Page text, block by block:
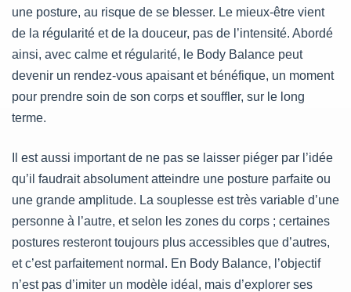
une posture, au risque de se blesser. Le mieux-être vient
de la régularité et de la douceur, pas de l’intensité. Abordé
ainsi, avec calme et régularité, le Body Balance peut
devenir un rendez-vous apaisant et bénéfique, un moment
pour prendre soin de son corps et souffler, sur le long
terme.
Il est aussi important de ne pas se laisser piéger par l’idée
qu’il faudrait absolument atteindre une posture parfaite ou
une grande amplitude. La souplesse est très variable d’une
personne à l’autre, et selon les zones du corps ; certaines
postures resteront toujours plus accessibles que d’autres,
et c’est parfaitement normal. En Body Balance, l’objectif
n’est pas d’imiter un modèle idéal, mais d’explorer ses